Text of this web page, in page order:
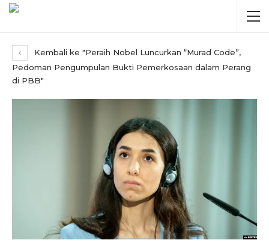
Kembali ke "Peraih Nobel Luncurkan “Murad Code”,
Pedoman Pengumpulan Bukti Pemerkosaan dalam Perang
di PBB"